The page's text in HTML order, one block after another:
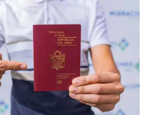
de familia!